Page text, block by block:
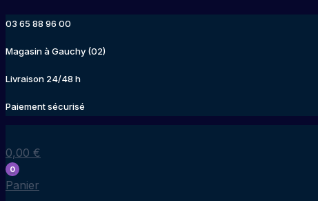
contenu
03 65 88 96 00
Magasin à Gauchy (02)
Livraison 24/48 h
Paiement sécurisé
0,00 €
0
Panier